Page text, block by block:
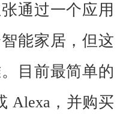
通过一个应用
能家居，但这
目前最简单的
Alexa，并购买